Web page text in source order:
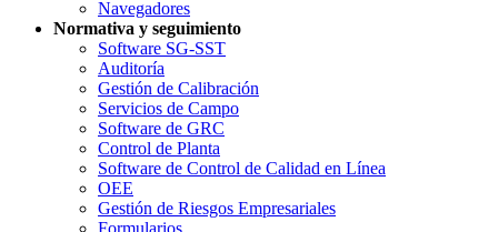
Navegadores
Normativa y seguimiento
Software SG-SST
Auditoría
Gestión de Calibración
Servicios de Campo
Software de GRC
Control de Planta
Software de Control de Calidad en Línea
OEE
Gestión de Riesgos Empresariales
Formularios